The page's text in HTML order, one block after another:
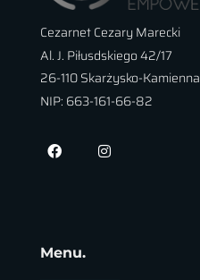
Cezarnet Cezary Marecki
Al. J. Piłusdskiego 42/17
26-110 Skarżysko-Kamienna
NIP: 663-161-66-82
Menu.